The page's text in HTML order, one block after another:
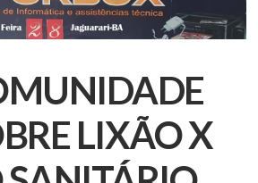
LIXÃO X